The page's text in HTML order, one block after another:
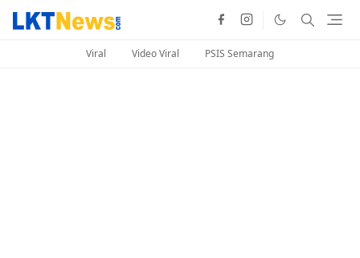
Viral Video Viral PSIS Semarang